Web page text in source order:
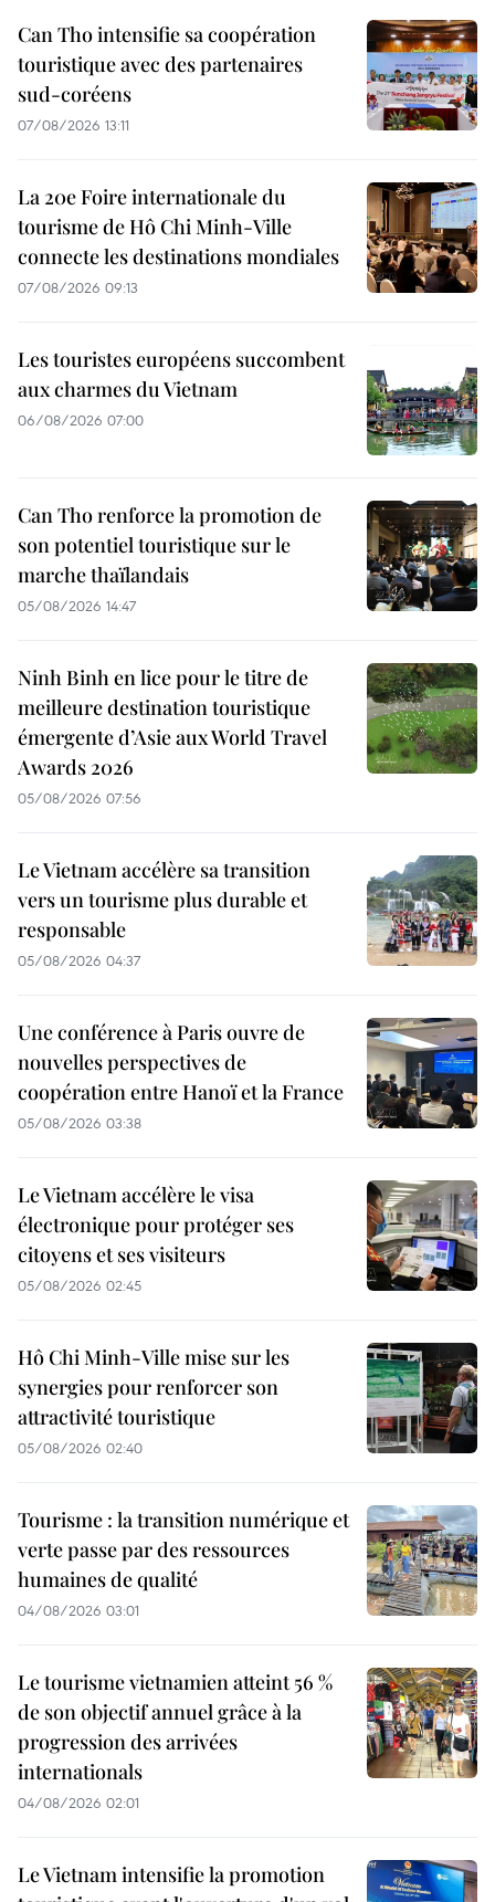
Can Tho intensifie sa coopération
touristique avec des partenaires
sud-coréens
07/08/2026 13:11
La 20e Foire internationale du
tourisme de Hô Chi Minh-Ville
connecte les destinations mondiales
07/08/2026 09:13
Les touristes européens succombent
aux charmes du Vietnam
06/08/2026 07:00
Can Tho renforce la promotion de
son potentiel touristique sur le
marche thaïlandais
05/08/2026 14:47
Ninh Binh en lice pour le titre de
meilleure destination touristique
émergente d’Asie aux World Travel
Awards 2026
05/08/2026 07:56
Le Vietnam accélère sa transition
vers un tourisme plus durable et
responsable
05/08/2026 04:37
Une conférence à Paris ouvre de
nouvelles perspectives de
coopération entre Hanoï et la France
05/08/2026 03:38
Le Vietnam accélère le visa
électronique pour protéger ses
citoyens et ses visiteurs
05/08/2026 02:45
Hô Chi Minh-Ville mise sur les
synergies pour renforcer son
attractivité touristique
05/08/2026 02:40
Tourisme : la transition numérique et
verte passe par des ressources
humaines de qualité
04/08/2026 03:01
Le tourisme vietnamien atteint 56 %
de son objectif annuel grâce à la
progression des arrivées
internationals
04/08/2026 02:01
Le Vietnam intensifie la promotion